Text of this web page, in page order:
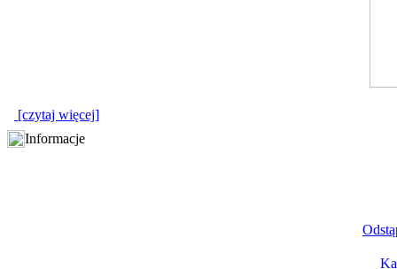
[czytaj więcej]
Informacje